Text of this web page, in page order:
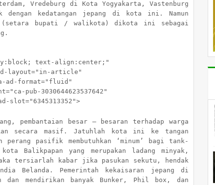
Vredeburg di Kota Yogyakarta, Vastenburg
kedatangan jepang di kota ini. Namun
(setara bupati / walikota) dikota ini sebagai
text-align:center;"
article"
format="fluid"
pub-3030644623537642"
pembantaian besar – besaran terhadap warga
secara masif. Jatuhlah kota ini ke tangan
pasifik membutuhkan ‘minum’ bagi tank-
Balikpapan yang merupakan ladang minyak,
tersiarlah kabar jika pasukan sekutu, hendak
Belanda. Pemerintah kekaisaran jepang di
dan mendirikan banyak Bunker, Phil box, dan